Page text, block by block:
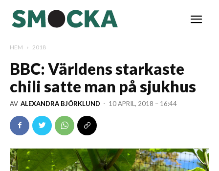
HEM 2018
BBC: Världens starkaste
chili satte man på sjukhus
AV ALEXANDRA BJÖRKLUND - 10 APRIL, 2018 – 16:44